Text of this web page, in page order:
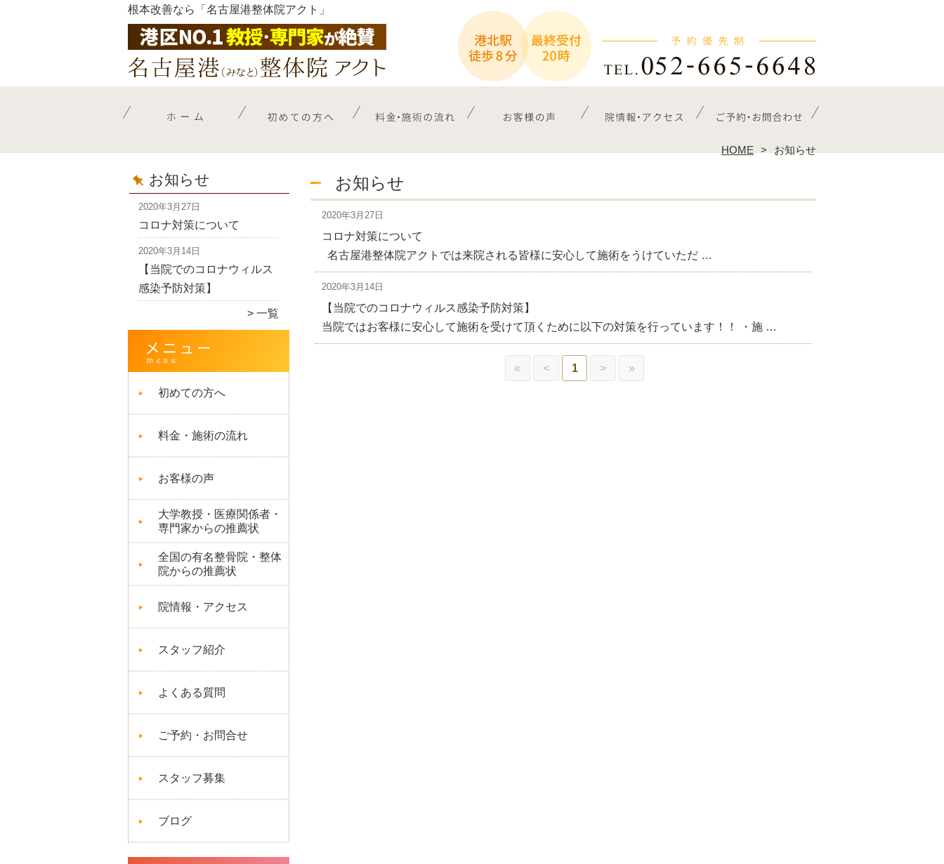
根本改善なら「名古屋港整体院アクト」
HOME お知らせ
お知らせ
2020年3月27日
コロナ対策について
2020年3月14日
【当院でのコロナウィルス
感染予防対策】
一覧
初めての方へ
料金・施術の流れ
お客様の声
大学教授・医療関係者・
専門家からの推薦状
全国の有名整骨院・整体
院からの推薦状
院情報・アクセス
スタッフ紹介
よくある質問
ご予約・お問合せ
スタッフ募集
ブログ
お知らせ
2020年3月27日
コロナ対策について
名古屋港整体院アクトでは来院される皆様に安心して施術をうけていただ …
2020年3月14日
【当院でのコロナウィルス感染予防対策】
当院ではお客様に安心して施術を受けて頂くために以下の対策を行っています！！ ・施 …
« < 1 > »